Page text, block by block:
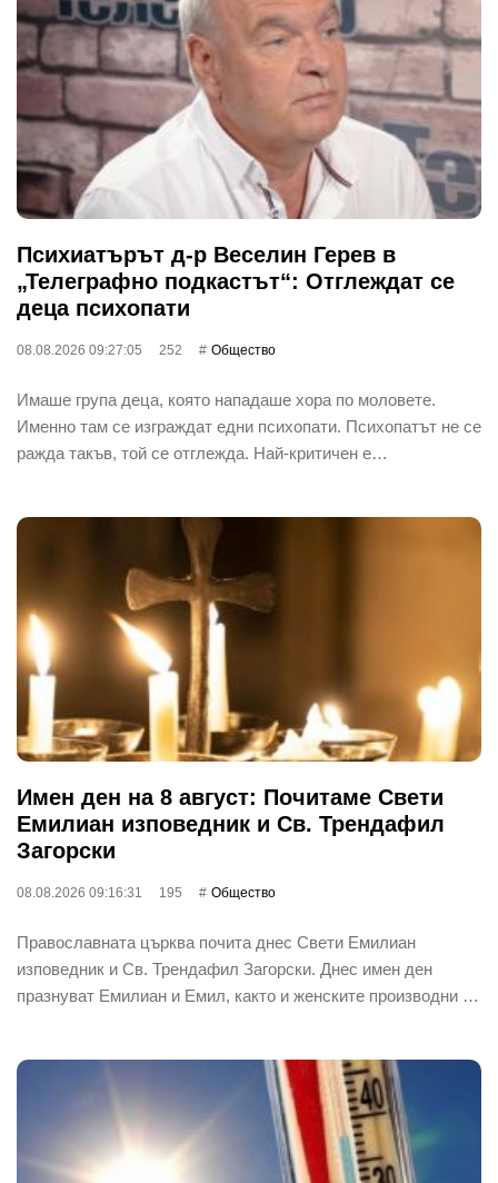
Психиатърът д-р Веселин Герев в
„Телеграфно подкастът“: Отглеждат се
деца психопати
08.08.2026 09:27:05 252 Общество
Имаше група деца, която нападаше хора по моловете.
Именно там се изграждат едни психопати. Психопатът не се
ражда такъв, той се отглежда. Най-критичен е…
Имен ден на 8 август: Почитаме Свети
Емилиан изповедник и Св. Трендафил
Загорски
08.08.2026 09:16:31 195 Общество
Православната църква почита днес Свети Емилиан
изповедник и Св. Трендафил Загорски. Днес имен ден
празнуват Емилиан и Емил, както и женските производни …